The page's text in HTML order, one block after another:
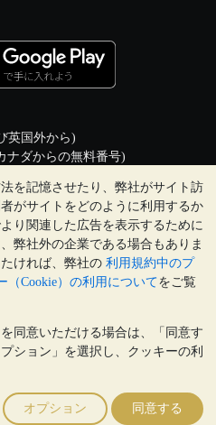
を記憶させたり、弊社がサイト訪
がサイトをどのように利用するか
り関連した広告を表示するために
弊社外の企業である場合もありま
ければ、弊社の 利用規約中のプ
（Cookie）の利用についてをご覧
同意いただける場合は、「同意す
ション」を選択し、クッキーの利
オプション 同意する
英国外から)
ナダからの無料番号)
金曜日
日から金曜日
もあれば上昇することもありま
動きを保証するものではありませ